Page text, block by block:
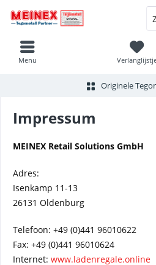
Menu
Originele
Impressum
MEINEX Retail Solutions GmbH
Adres:
Isenkamp 11-13
26131 Oldenburg
Telefoon: +49 (0)441 96010622
Fax: +49 (0)441 96010624
Internet: www.ladenregale.online